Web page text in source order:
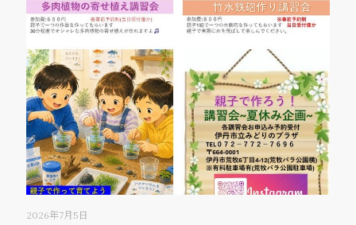
2026年7月5日